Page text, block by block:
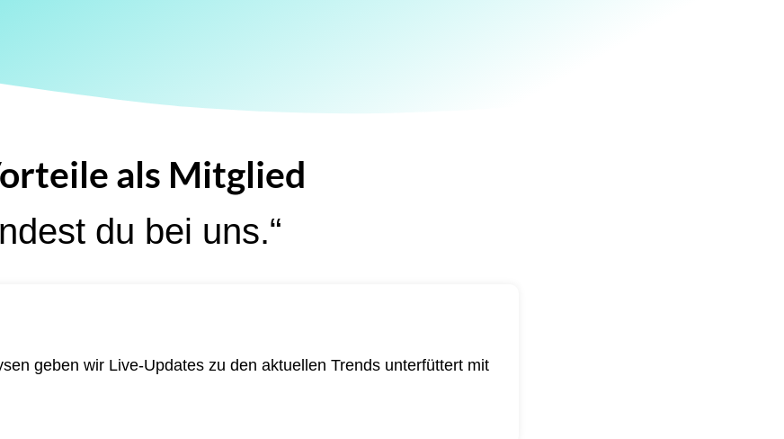
als Mitglied
du bei uns.“
geben wir Live-Updates zu den aktuellen Trends unterfüttert mit